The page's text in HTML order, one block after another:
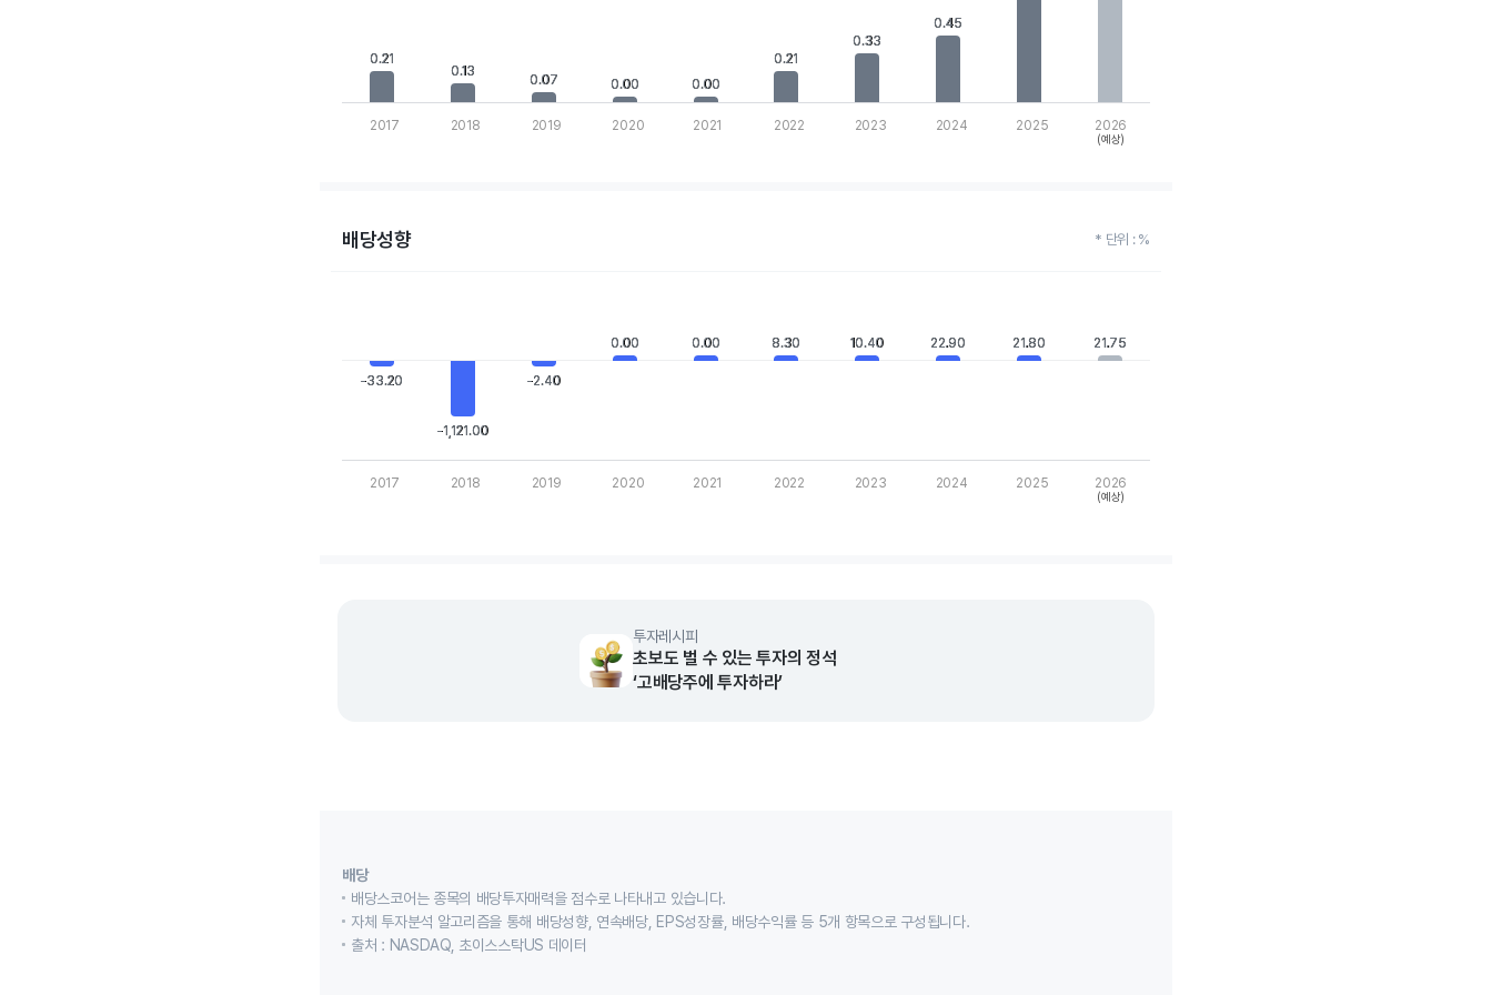
0.21
0.21
0.13
0.13
0.07
0.07 0.00
0.00 0.00
0.00
0.21
0.21
0.33
0.33
0.45
0.45
2017 2018 2019 2020 2021 2022 2023 2024 2025 2026
(예상)
배당성향 * 단위 : %
The chart has 1 X axis displaying categories.
The chart has 1 Y axis displaying values. Data ranges from -1121 to 22.9.
-33.20
-33.20
-1,121.00
-1,121.00
-2.40
-2.40
0.00
0.00 0.00
0.00 8.30
8.30 10.40
10.40 22.90
22.90 21.80
21.80 21.75
21.75
2017 2018 2019 2020 2021 2022 2023 2024 2025 2026
(예상)
투자레시피
초보도 벌 수 있는 투자의 정석
‘고배당주에 투자하라’
배당
배당스코어는 종목의 배당투자매력을 점수로 나타내고 있습니다.
자체 투자분석 알고리즘을 통해 배당성향, 연속배당, EPS성장률, 배당수익률 등 5개 항목으로 구성됩니다.
출처 : NASDAQ, 초이스스탁US 데이터